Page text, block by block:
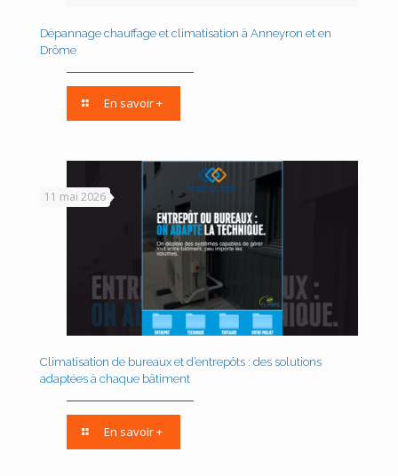
Dépannage chauffage et climatisation à Anneyron et en
Drôme
En savoir +
11 mai 2026
Climatisation de bureaux et d’entrepôts : des solutions
adaptées à chaque bâtiment
En savoir +